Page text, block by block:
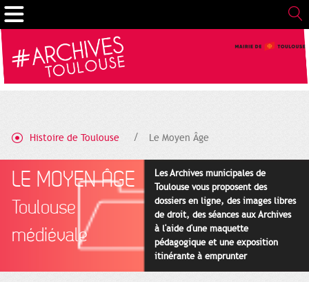
Histoire de Toulouse Le Moyen Âge
LE MOYEN ÂGE
Toulouse
médiévale
Les Archives municipales de
Toulouse vous proposent des
dossiers en ligne, des images libres
de droit, des séances aux Archives
à l'aide d'une maquette
pédagogique et une exposition
itinérante à emprunter
gratuitement.
Cookies management panel